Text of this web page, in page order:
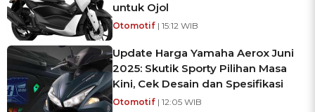
untuk Ojol
Otomotif | 15:12 WIB
Update Harga Yamaha Aerox Juni
2025: Skutik Sporty Pilihan Masa
Kini, Cek Desain dan Spesifikasi
Otomotif | 12:05 WIB